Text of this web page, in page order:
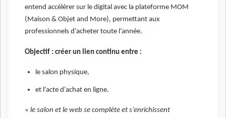
entend accélérer sur le digital avec la plateforme MOM
(Maison & Objet and More), permettant aux
professionnels d’acheter toute l’année.
Objectif : créer un lien continu entre :
le salon physique,
et l’acte d’achat en ligne.
« le salon et le web se complète et s’enrichissent